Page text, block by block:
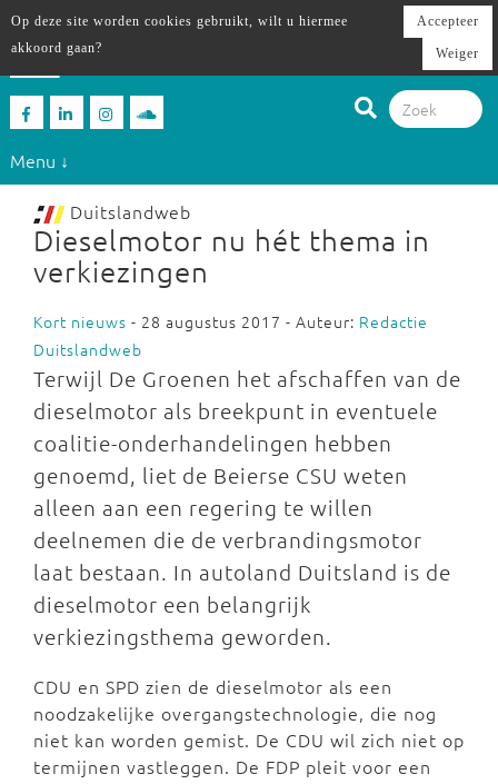
Menu ↓
Duitslandweb
Dieselmotor nu hét thema in
verkiezingen
Kort nieuws - 28 augustus 2017 - Auteur: Redactie
Duitslandweb
Terwijl De Groenen het afschaffen van de
dieselmotor als breekpunt in eventuele
coalitie-onderhandelingen hebben
genoemd, liet de Beierse CSU weten
alleen aan een regering te willen
deelnemen die de verbrandingsmotor
laat bestaan. In autoland Duitsland is de
dieselmotor een belangrijk
verkiezingsthema geworden.
CDU en SPD zien de dieselmotor als een
noodzakelijke overgangstechnologie, die nog
niet kan worden gemist. De CDU wil zich niet op
termijnen vastleggen. De FDP pleit voor een
Op deze site worden cookies gebruikt, wilt u hiermee
akkoord gaan?
Accepteer
Weiger